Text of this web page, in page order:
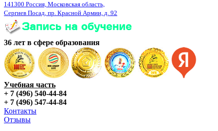
141300 Россия, Московская область,
Сергиев Посад, пр. Красной Армии, д. 92
36 лет в сфере образования
Учебная часть
+ 7 (496) 540-44-84
+ 7 (496) 547-44-84
Контакты
Отзывы